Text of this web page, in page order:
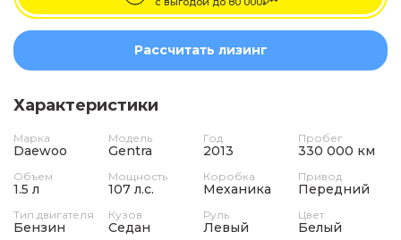
Рассчитать лизинг
Характеристики
Марка
Daewoo
Модель
Gentra
Год
2013
Пробег
330 000 км
Объем
1.5 л
Мощность
107 л.с.
Коробка
Механика
Привод
Передний
Тип двигателя
Бензин
Кузов
Седан
Руль
Левый
Цвет
Белый